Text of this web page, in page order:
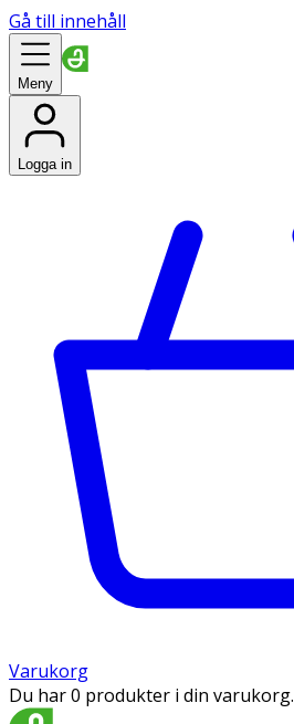
Gå till innehåll
Meny
Logga in
Varukorg
Du har 0 produkter i din varukorg.